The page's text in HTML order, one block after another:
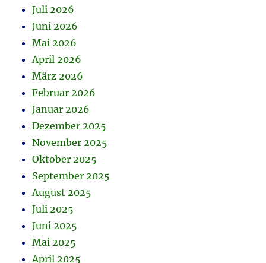
Juli 2026
Juni 2026
Mai 2026
April 2026
März 2026
Februar 2026
Januar 2026
Dezember 2025
November 2025
Oktober 2025
September 2025
August 2025
Juli 2025
Juni 2025
Mai 2025
April 2025